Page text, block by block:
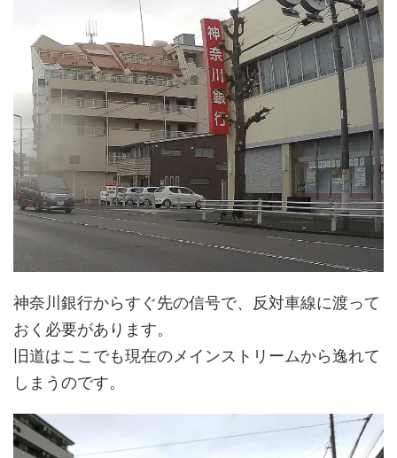
神奈川銀行からすぐ先の信号で、反対車線に渡って
おく必要があります。
旧道はここでも現在のメインストリームから逸れて
しまうのです。